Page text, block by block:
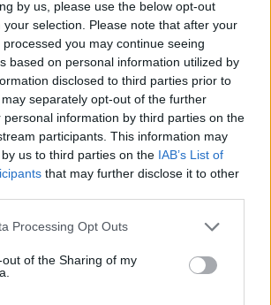
by us, please use the below opt-out
selection. Please note that after your
you may continue seeing
based on personal information utilized by
disclosed to third parties prior to
separately opt-out of the further
personal information by third parties on the
participants. This information may
us to third parties on the IAB’s List of
that may further disclose it to other
Processing Opt Outs
of the Sharing of my
underverk”
såld för 1 895 000 kronor
såld för 1 550 000 kronor
såld för 2 100 000 kronor